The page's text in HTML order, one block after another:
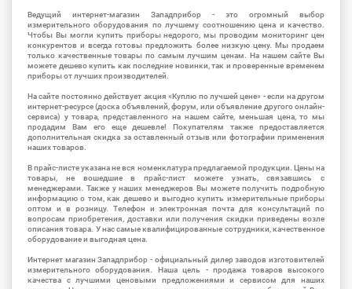
Ведущий интернет-магазин Западприбор - это огромный выбор
измерительного оборудования по лучшему соотношению цена и качество.
Чтобы Вы могли купить приборы недорого, мы проводим мониторинг цен
конкурентов и всегда готовы предложить более низкую цену. Мы продаем
только качественные товары по самым лучшим ценам. На нашем сайте Вы
можете дешево купить как последние новинки, так и проверенные временем
приборы от лучших производителей.
На сайте постоянно действует акция «Куплю по лучшей цене» - если на другом
интернет-ресурсе (доска объявлений, форум, или объявление другого онлайн-
сервиса) у товара, представленного на нашем сайте, меньшая цена, то мы
продадим Вам его еще дешевле! Покупателям также предоставляется
дополнительная скидка за оставленный отзыв или фотографии применения
наших товаров.
В прайс-листе указана не вся номенклатура предлагаемой продукции. Цены на
товары, не вошедшие в прайс-лист можете узнать, связавшись с
менеджерами. Также у наших менеджеров Вы можете получить подробную
информацию о том, как дешево и выгодно купить измерительные приборы
оптом и в розницу. Телефон и электронная почта для консультаций по
вопросам приобретения, доставки или получения скидки приведены возле
описания товара. У нас самые квалифицированные сотрудники, качественное
оборудование и выгодная цена.
Интернет магазин Западприбор - официальный дилер заводов изготовителей
измерительного оборудования. Наша цель - продажа товаров высокого
качества с лучшими ценовыми предложениями и сервисом для наших